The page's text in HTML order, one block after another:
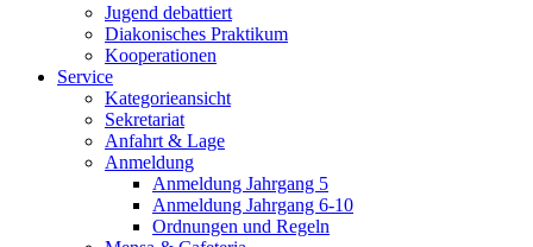
Jugend debattiert
Diakonisches Praktikum
Kooperationen
Service
Kategorieansicht
Sekretariat
Anfahrt & Lage
Anmeldung
Anmeldung Jahrgang 5
Anmeldung Jahrgang 6-10
Ordnungen und Regeln